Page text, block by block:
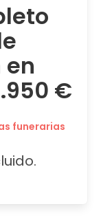
€
funerarias